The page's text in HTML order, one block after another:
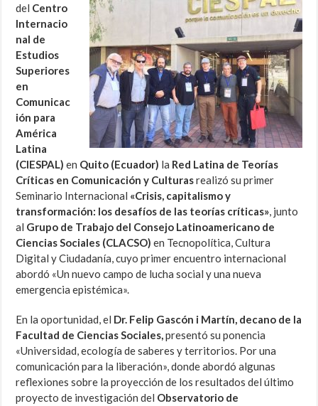
del Centro
Internacio
nal de
Estudios
Superiores
en
Comunicac
ión para
América
Latina
(CIESPAL) en Quito (Ecuador) la Red Latina de Teorías
Críticas en Comunicación y Culturasrealizó su primer
Seminario Internacional «Crisis, capitalismo y
transformación: los desafíos de las teorías críticas», junto
al Grupo de Trabajo del Consejo Latinoamericano de
Ciencias Sociales (CLACSO) en Tecnopolítica, Cultura
Digital y Ciudadanía, cuyo primer encuentro internacional
abordó «Un nuevo campo de lucha social y una nueva
emergencia epistémica».
En la oportunidad, el Dr. Felip Gascón i Martín, decano de la
Facultad de Ciencias Sociales,presentó su ponencia
«Universidad, ecología de saberes y territorios. Por una
comunicación para la liberación», donde abordó algunas
reflexiones sobre la proyección de los resultados del último
proyecto de investigación del Observatorio de